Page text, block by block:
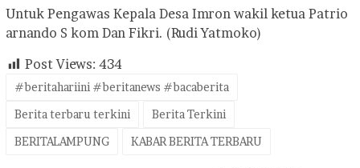
Untuk Pengawas Kepala Desa Imron wakil ketua Patrio
arnando S kom Dan Fikri. (Rudi Yatmoko)
Post Views: 434
#beritahariini #beritanews #bacaberita
Berita terbaru terkini
Berita Terkini
BERITALAMPUNG
KABAR BERITA TERBARU